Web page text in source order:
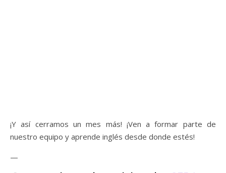
¡Y así cerramos un mes más! ¡Ven a formar parte de
nuestro equipo y aprende inglés desde donde estés!
—